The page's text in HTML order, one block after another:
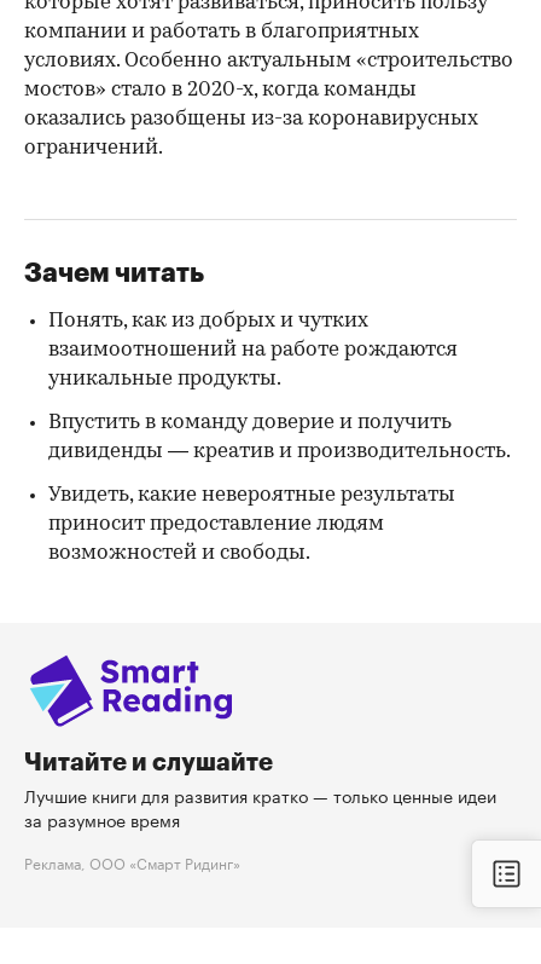
компании и работать в благоприятных
условиях. Особенно актуальным «строительство
мостов» стало в 2020-х, когда команды
оказались разобщены из-за коронавирусных
ограничений.
Зачем читать
Понять, как из добрых и чутких
взаимоотношений на работе рождаются
уникальные продукты.
Впустить в команду доверие и получить
дивиденды — креатив и производительность.
Увидеть, какие невероятные результаты
приносит предоставление людям
возможностей и свободы.
Читайте и слушайте
Лучшие книги для развития кратко — только ценные идеи
за разумное время
Реклама, ООО «Смарт Ридинг»